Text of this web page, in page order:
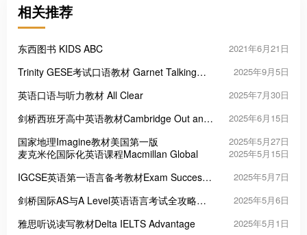
相关推荐
东西图书 KIDS ABC 2021年6月21日
Trinity GESE考试口语教材 Garnet Talking
2025年9月5日
英语口语与听力教材 All Clear 2025年7月30日
剑桥西班牙高中英语教材Cambridge Out and
2025年6月15日
国家地理Imagine教材美国第一版 2025年5月27日
麦克米伦国际化英语课程Macmillan Global 2025年5月15日
IGCSE英语第一语言备考教材Exam Success
IGCSE
2025年5月7日
剑桥国际AS与A Level英语语言考试全攻略
Cambridge International AS A Level
2025年5月6日
雅思听说读写教材Delta IELTS Advantage 2025年5月1日